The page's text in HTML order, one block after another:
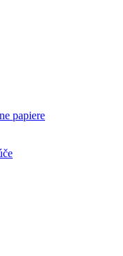
papiere